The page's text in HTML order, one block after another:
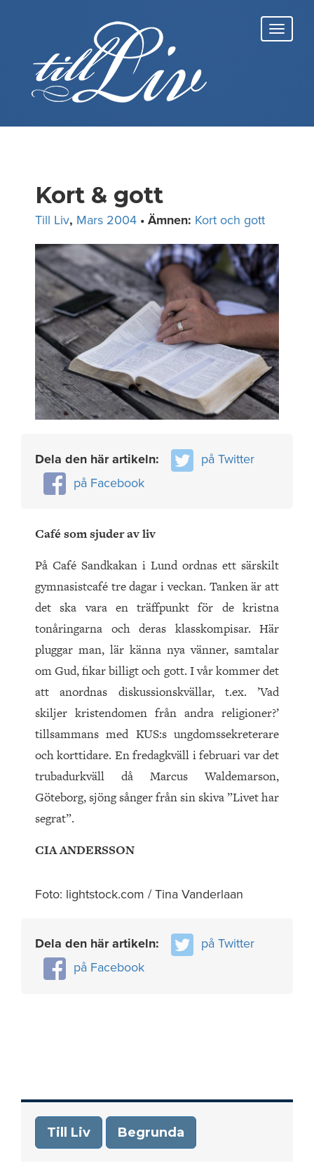
Kort & gott
Till Liv, Mars 2004 • Ämnen: Kort och gott
Dela den här artikeln:
på Twitter
på Facebook
Café som sjuder av liv
På Café Sandkakan i Lund ordnas ett särskilt
gymnasistcafé tre dagar i veckan. Tanken är att
det ska vara en träffpunkt för de kristna
tonåringarna och deras klasskompisar. Här
pluggar man, lär känna nya vänner, samtalar
om Gud, fikar billigt och gott. I vår kommer det
att anordnas diskussionskvällar, t.ex. ’Vad
skiljer kristendomen från andra religioner?’
tillsammans med KUS:s ungdomssekreterare
och korttidare. En fredagkväll i februari var det
trubadurkväll då Marcus Waldemarson,
Göteborg, sjöng sånger från sin skiva ”Livet har
segrat”.
CIA ANDERSSON
Foto: lightstock.com / Tina Vanderlaan
Dela den här artikeln:
på Twitter
på Facebook
Till Liv Begrunda